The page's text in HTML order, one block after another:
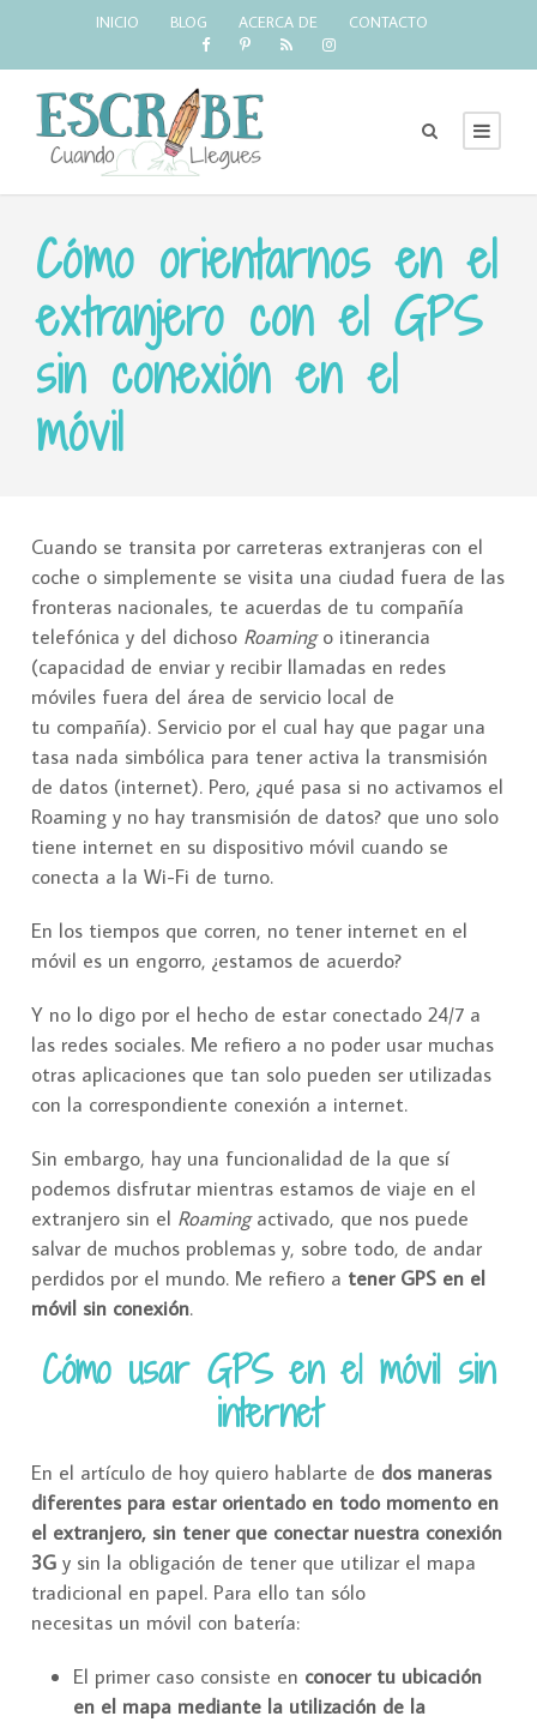
INICIO BLOG ACERCA DE CONTACTO
Cómo orientarnos en el
extranjero con el GPS
sin conexión en el
móvil
Cuando se transita por carreteras extranjeras con el
coche o simplemente se visita una ciudad fuera de las
fronteras nacionales, te acuerdas de tu compañía
telefónica y del dichoso Roamingo itinerancia
(capacidad de enviar y recibir llamadas en redes
móviles fuera del área de servicio local de
tu compañía). Servicio por el cual hay que pagar una
tasa nada simbólica para tener activa la transmisión
de datos (internet). Pero, ¿qué pasa si no activamos el
Roaming y no hay transmisión de datos? que uno solo
tiene internet en su dispositivo móvil cuando se
conecta a la Wi-Fi de turno.
En los tiempos que corren, no tener internet en el
móvil es un engorro, ¿estamos de acuerdo?
Y no lo digo por el hecho de estar conectado 24/7 a
las redes sociales. Me refiero a no poder usar muchas
otras aplicaciones que tan solo pueden ser utilizadas
con la correspondiente conexión a internet.
Sin embargo, hay una funcionalidad de la que sí
podemos disfrutar mientras estamos de viaje en el
extranjero sin el Roamingactivado, que nos puede
salvar de muchos problemas y, sobre todo, de andar
perdidos por el mundo. Me refiero a tener GPS en el
móvil sin conexión.
Cómo usar GPS en el móvil sin
internet
En el artículo de hoy quiero hablarte de dos maneras
diferentes para estar orientado en todo momento en
el extranjero, sin tener que conectar nuestra conexión
3G y sin la obligación de tener que utilizar el mapa
tradicional en papel. Para ello tan sólo
necesitas un móvil con batería:
El primer caso consiste en conocer tu ubicación
en el mapa mediante la utilización de la